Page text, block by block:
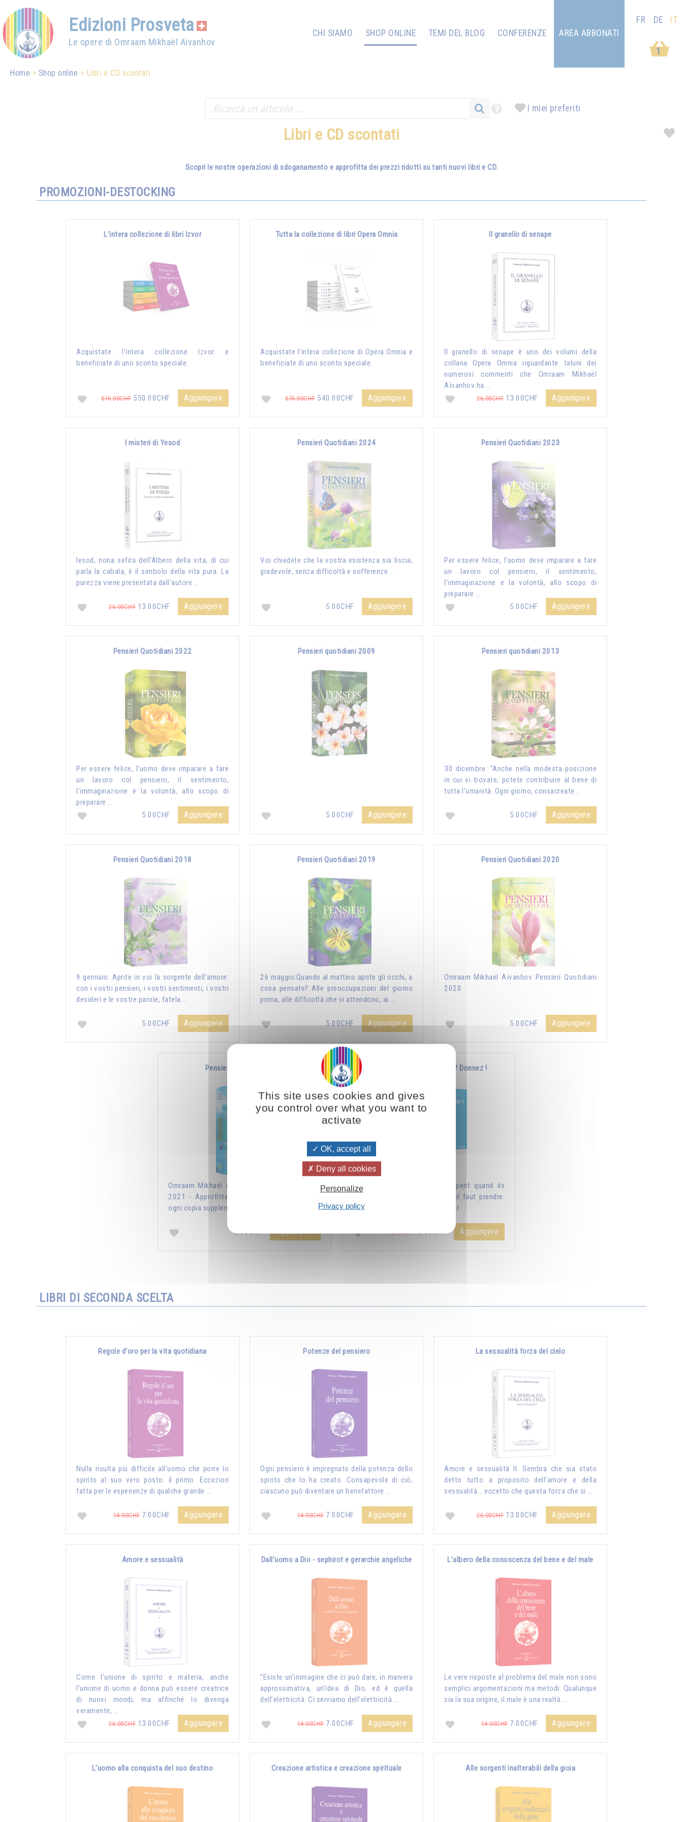
Edizioni Prosveta
Le opere di Omraam Mikhaël Aïvanhov
CHI SIAMO SHOP ONLINE TEMI DEL BLOG
CONFERENZE
1
AREA ABBONATI
FR DE IT
Home Shop online Libri e CD scontati
I miei preferiti
Libri e CD scontati
Scopri le nostre operazioni di sdoganamento e approfitta dei prezzi ridotti su tanti nuovi libri e CD.
PROMOZIONI-DESTOCKING
L'intera collezione di libri Izvor
Acquistate l'intera collezione Izvor e
beneficiate di uno sconto speciale.
616.00CHF550.00CHF Aggiungere
Tutta la collezione di libri Opera Omnia
Acquistate l'intera collezione di Opera Omnia e
beneficiate di uno sconto speciale.
676.00CHF540.00CHF Aggiungere
Il granello di senape
Il granello di senape è uno dei volumi della
collana Opera Omnia riguardante taluni dei
numerosi commenti che Omraam Mikhaël
Aïvanhov ha …
26.00CHF 13.00CHF Aggiungere
I misteri di Yesod
Iesod, nona sefira dell’Albero della vita, di cui
parla la cabala, è il simbolo della vita pura. La
purezza viene presentata dall'autore …
26.00CHF 13.00CHF Aggiungere
Pensieri Quotidiani 2024
Voi chiedete che la vostra esistenza sia liscia,
gradevole, senza difficoltà e sofferenze...
5.00CHF Aggiungere
Pensieri Quotidiani 2023
Per essere felice, l’uomo deve imparare a fare
un lavoro col pensiero, il sentimento,
l’immaginazione e la volontà, allo scopo di
preparare …
5.00CHF
Aggiungere
Pensieri Quotidiani 2022
Per essere felice, l’uomo deve imparare a fare
un lavoro col pensiero, il sentimento,
l’immaginazione e la volontà, allo scopo di
preparare …
5.00CHF
Aggiungere
Pensieri quotidiani 2009
5.00CHF Aggiungere
Pensieri quotidiani 2013
30 dicembre: "Anche nella modesta posizione
in cui vi trovate, potete contribuire al bene di
tutta l'umanità. Ogni giorno, consacreate …
5.00CHF Aggiungere
Pensieri Quotidiani 2018
9 gennaio: Aprite in voi la sorgente dell’amore:
con i vostri pensieri, i vostri sentimenti, i vostri
desideri e le vostre parole, fatela …
5.00CHF Aggiungere
Pensieri Quotidiani 2019
26 maggio:Quando al mattino aprite gli occhi, a
cosa pensate? Alle preoccupazioni del giorno
prima, alle difficoltà che vi attendono, ai …
5.00CHF Aggiungere
Pensieri Quotidiani 2020
Omraam Mikhaël Aïvanhov Pensieri Quotidiani
2020
5.00CHF Aggiungere
Pensieri Quotidiani 2021
Omraam Mikhaël Aïvanhov Pensieri Quotidiani
2021 - Approfitta dello sconto di 2 CHF per
ogni copia supplementare aggiunta all'ordine !
5.00CHF Aggiungere
Vous voulez vous enrichir ? Donnez !
Combien les humains se trompent quand ils
s’imaginent que pour s’enrichir il faut prendre.
Non, pour s’enrichir, il faut donner.
12.00CHF5.00CHF Aggiungere
LIBRI DI SECONDA SCELTA
Regole d'oro per la vita quotidiana
Nulla risulta più difficile all’uomo che porre lo
spirito al suo vero posto: il primo. Eccezion
fatta per le esperienze di qualche grande …
14.00CHF7.00CHF Aggiungere
Potenze del pensiero
Ogni pensiero è impregnato della potenza dello
spirito che lo ha creato. Consapevole di ciò,
ciascuno può diventare un benefattore …
14.00CHF7.00CHF Aggiungere
La sessualità forza del cielo
Amore e sessualità II. Sembra che sia stato
detto tutto a proposito dell'amore e della
sessualità... eccetto che questa forza che si …
26.00CHF 13.00CHF Aggiungere
Amore e sessualità
Come l'unione di spirito e materia, anche
l'unione di uomo e donna può essere creatrice
di nuovi mondi, ma affinché lo divenga
veramente, …
26.00CHF 13.00CHF Aggiungere
Dall'uomo a Dio - sephirot e gerarchie angeliche
“Esiste un’immagine che ci può dare, in maniera
approssimativa, un’idea di Dio, ed è quella
dell’elettricità. Ci serviamo dell’elettricità …
14.00CHF7.00CHF Aggiungere
L’albero della conoscenza del bene e del male
Le vere risposte al problema del male non sono
semplici argomentazioni ma metodi. Qualunque
sia la sua origine, il male è una realtà …
14.00CHF7.00CHF Aggiungere
L’uomo alla conquista del suo destino Creazione artistica e creazione spirituale Alle sorgenti inalterabili della gioia
This site uses cookies and gives
you control over what you want to
activate
OK, accept all
Deny all cookies
Personalize
Privacy policy